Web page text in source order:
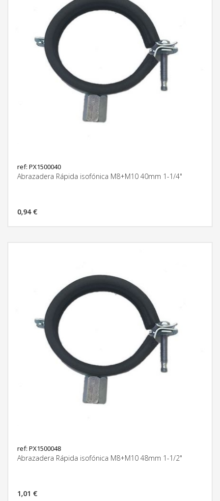
ref: PX1500040
Abrazadera Rápida isofónica M8+M10 40mm 1-1/4"
0,94 €
ref: PX1500048
Abrazadera Rápida isofónica M8+M10 48mm 1-1/2"
1,01 €